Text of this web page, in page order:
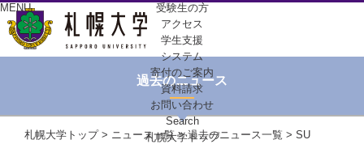
MENU
受験生の方
アクセス
学生支援
システム
寄付のご案内
資料請求
お問い合わせ
Search
札幌大学トップ
過去のニュース
札幌大学トップ> ニュース一覧>過去のニュース一覧 > SU